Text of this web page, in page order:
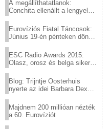
A megállíthatatlanok:
Conchita ellenállt a lengyel
Eurovíziós Fiatal Táncosok:
Június 19-én pénteken döntő
ESC Radio Awards 2015:
Olasz, orosz és belga siker,
Blog: Trijntje Oosterhuis
nyerte az idei Barbara Dex
Majdnem 200 millióan nézték
a 60. Eurovíziót